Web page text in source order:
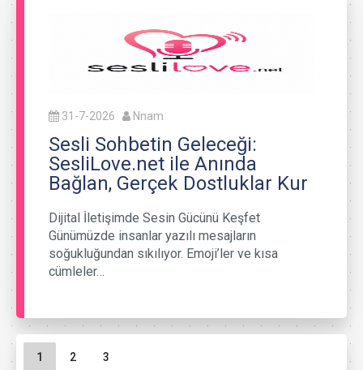
31-7-2026 Nnam
Sesli Sohbetin Geleceği:
SesliLove.net ile Anında
Bağlan, Gerçek Dostluklar Kur
Dijital İletişimde Sesin Gücünü Keşfet
Günümüzde insanlar yazılı mesajların
soğukluğundan sıkılıyor. Emoji’ler ve kısa
cümleler…
Sayfa gezinme
Geçerli Sayfa
1 Sayfa
2 Sayfa
3